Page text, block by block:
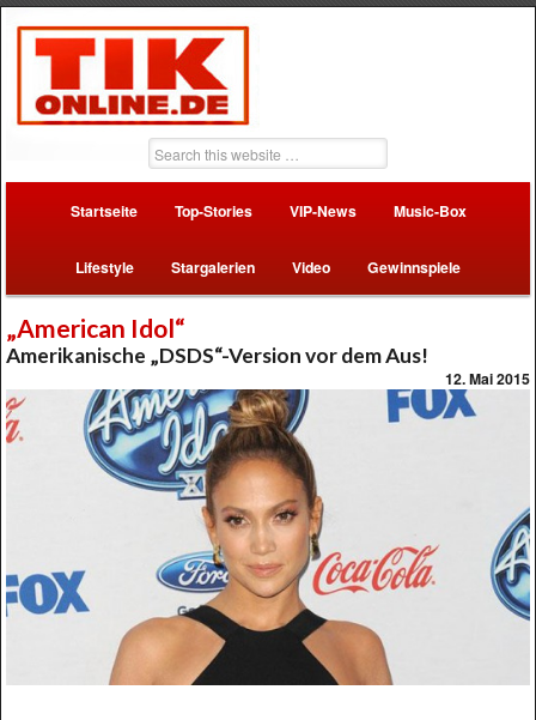
Startseite Top-Stories VIP-News Music-Box
Lifestyle Stargalerien Video Gewinnspiele
„American Idol“
Amerikanische „DSDS“-Version vor dem Aus!
12. Mai 2015